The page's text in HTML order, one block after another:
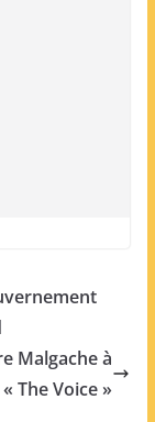
Malgache à
The Voice »